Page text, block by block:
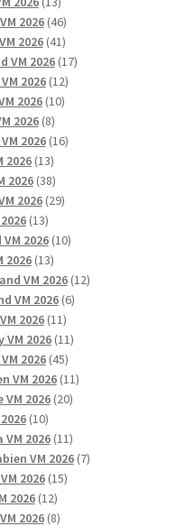
produkter
2026 4646
produkter
2026 4141
produkter
VM 2026 1717
2026 1212
produkter
2026 1010
2026 88
produkter
2026 1616
2026 1313
produkter
2026 3838
produkter
2026 2929
1313
produkter
2026 1010
2026 1313
produkter
VM 2026 1212
VM 2026 66
2026 1111
produkter
VM 2026 1111
2026 4545
produkter
VM 2026 1111
2026 2020
1010
produkter
VM 2026 1111
produkter
VM 2026 77
2026 1515
2026 1212
produkter
2026 88